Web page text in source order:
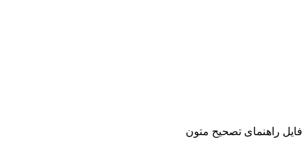
فایل راهنمای تصحیح متون